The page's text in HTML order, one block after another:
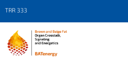
TRR 333